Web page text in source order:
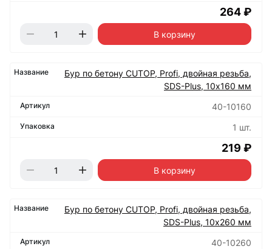
264 ₽
В корзину
Бур по бетону CUTOP, Profi, двойная резьба,
SDS-Plus, 10х160 мм
40-10160
1 шт.
219 ₽
В корзину
Бур по бетону CUTOP, Profi, двойная резьба,
SDS-Plus, 10х260 мм
40-10260